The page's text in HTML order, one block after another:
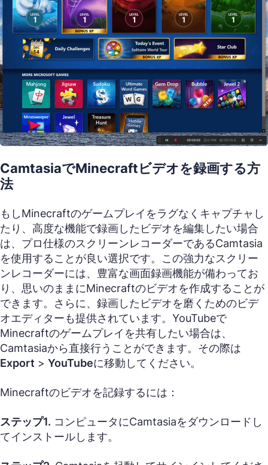
CamtasiaでMinecraftビデオを録画する方
法
もしMinecraftのゲームプレイをラグなくキャプチャし
たり、高度な機能で録画したビデオを編集したい場合
は、プロ仕様のスクリーンレコーダーであるCamtasia
を使用することが良い選択です。この強力なスクリー
ンレコーダーには、豊富な画面録画機能が備わってお
り、思いのままにMinecraftのビデオを作成することが
できます。さらに、録画したビデオを磨くためのビデ
オエディターも提供されています。YouTubeで
Minecraftのゲームプレイを共有したい場合は、
Camtasiaから直接行うことができます。その際は
Export > YouTubeに移動してください。
Minecraftのビデオを記録するには：
ステップ1. コンピュータにCamtasiaをダウンロードし
てインストールします。